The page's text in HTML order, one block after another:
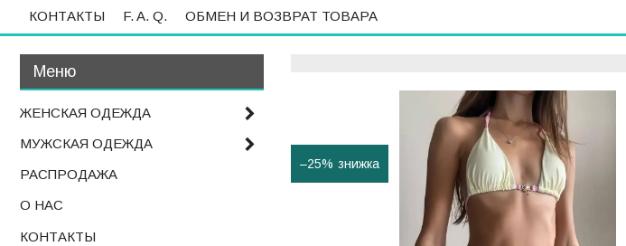
КОНТАКТЫ F. A. Q. ОБМЕН И ВОЗВРАТ ТОВАРА
–25%
ЖЕНСКАЯ ОДЕЖДА
МУЖСКАЯ ОДЕЖДА
РАСПРОДАЖА
О НАС
КОНТАКТЫ